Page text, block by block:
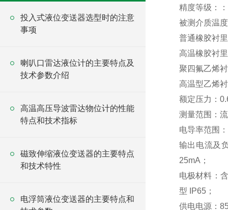
投入式液位变送器选型时的注意
事项
喇叭口雷达液位计的主要特点及
技术参数介绍
高温高压导波雷达物位计的性能
特点和技术指标
磁致伸缩液位变送器的主要特点
和技术特性
电浮筒液位变送器的主要特点和
精度等级：
被测介质温
普通橡胶衬
高温橡胶衬
聚四氟乙烯
高温型乙烯
额定压力：
测量范围：
电导率范围
输出电流及
25mA；
电极材料：
型 IP65；
供电电源：